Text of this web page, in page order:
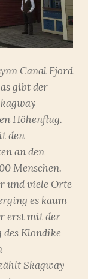
Canal Fjord
gibt der
Höhenflug.
den
an den
Menschen.
und viele Orte
es kaum
erst mit der
Klondike
Skagway